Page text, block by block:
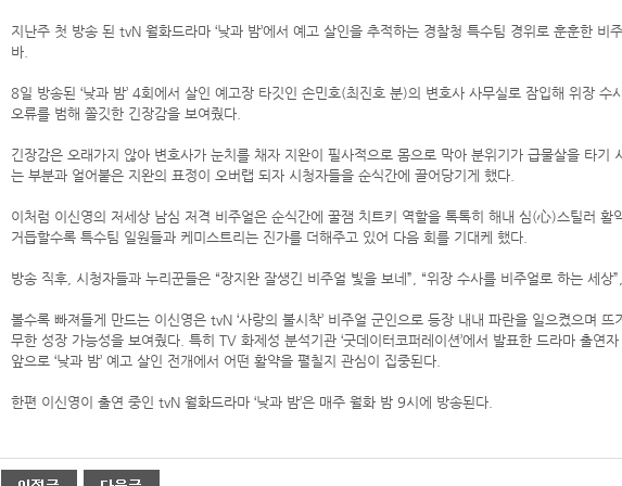
지난주 첫 방송 된 tvN 월화드라마 ‘낮과 밤’에서 예고 살인을 추적하는 경찰청 특수팀 경위로 훈훈한
바.
8일 방송된 ‘낮과 밤’ 4회에서 살인 예고장 타깃인 손민호(최진호 분)의 변호사 사무실로 잠입해 위장
오류를 범해 쫄깃한 긴장감을 보여줬다.
긴장감은 오래가지 않아 변호사가 눈치를 채자 지완이 필사적으로 몸으로 막아 분위기가 급물살을 타
는 부분과 얼어붙은 지완의 표정이 오버랩 되자 시청자들을 순식간에 끌어당기게 했다.
이처럼 이신영의 저세상 남심 저격 비주얼은 순식간에 꿀잼 치트키 역할을 톡톡히 해내 심(心)스틸러
거듭할수록 특수팀 일원들과 케미스트리는 진가를 더해주고 있어 다음 회를 기대케 했다.
방송 직후, 시청자들과 누리꾼들은 “장지완 잘생긴 비주얼 빛을 보네”, “위장 수사를 비주얼로 하는 세
볼수록 빠져들게 만드는 이신영은 tvN ‘사랑의 불시착’ 비주얼 군인으로 등장 내내 파란을 일으켰으며
무한 성장 가능성을 보여줬다. 특히 TV 화제성 분석기관 ‘굿데이터코퍼레이션’에서 발표한 드라마 출
앞으로 ‘낮과 밤’ 예고 살인 전개에서 어떤 활약을 펼칠지 관심이 집중된다.
한편 이신영이 출연 중인 tvN 월화드라마 ‘낮과 밤’은 매주 월화 밤 9시에 방송된다.